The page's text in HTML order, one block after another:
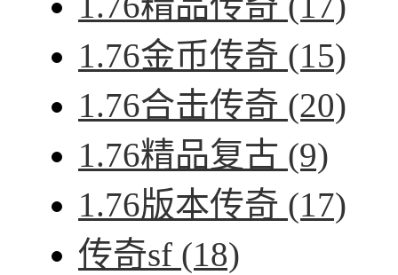
1.76金币传奇 (15)
1.76合击传奇 (20)
1.76精品复古 (9)
1.76版本传奇 (17)
传奇sf (18)